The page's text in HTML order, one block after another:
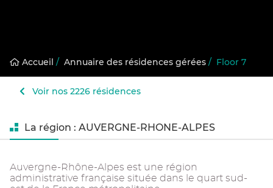
Accueil / Annuaire des résidences gérées / Floor 7
Voir nos 2226 résidences
La région : AUVERGNE-RHONE-ALPES
Auvergne-Rhône-Alpes est une région
administrative française située dans le quart sud-